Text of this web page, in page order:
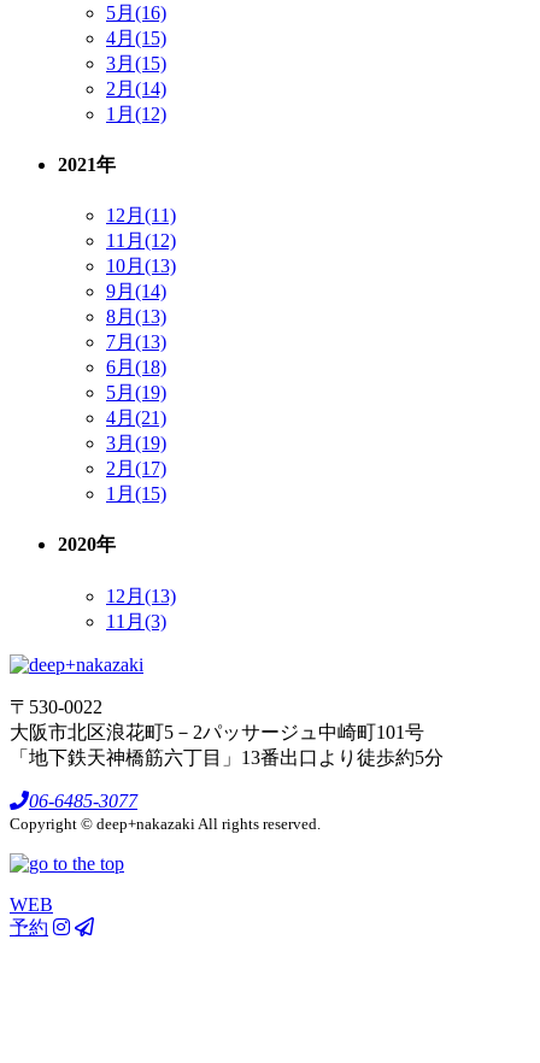
5月(16)
4月(15)
3月(15)
2月(14)
1月(12)
2021年
12月(11)
11月(12)
10月(13)
9月(14)
8月(13)
7月(13)
6月(18)
5月(19)
4月(21)
3月(19)
2月(17)
1月(15)
2020年
12月(13)
11月(3)
〒530-0022
大阪市北区浪花町5－2パッサージュ中崎町101号
「地下鉄天神橋筋六丁目」13番出口より徒歩約5分
06-6485-3077
Copyright © deep+nakazaki All rights reserved.
WEB
予約